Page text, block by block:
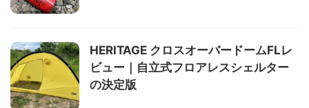
HERITAGE クロスオーバードームFLレ
ビュー｜自立式フロアレスシェルター
の決定版